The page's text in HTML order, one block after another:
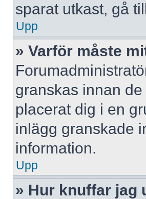
sparat utkast, gå
Upp
» Varför måste
granskas innan
placerat dig i en
inlägg granskade
information.
Upp
» Hur knuffar jag